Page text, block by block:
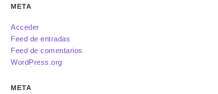
META
Acceder
Feed de entradas
Feed de comentarios
WordPress.org
META